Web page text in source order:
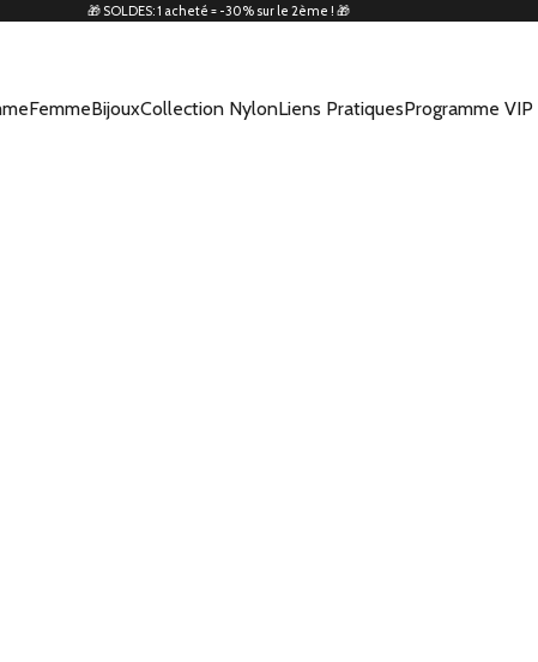
🎁 SOLDES: 1 acheté = -30% sur le 2ème ! 🎁
FemmeBijouxCollection NylonLiens PratiquesProgramme VIP